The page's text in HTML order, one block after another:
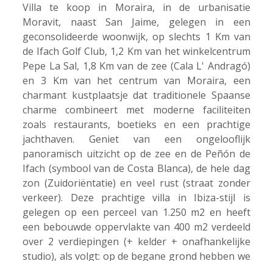
Villa te koop in Moraira, in de urbanisatie
Moravit, naast San Jaime, gelegen in een
geconsolideerde woonwijk, op slechts 1 Km van
de Ifach Golf Club, 1,2 Km van het winkelcentrum
Pepe La Sal, 1,8 Km van de zee (Cala L' Andragó)
en 3 Km van het centrum van Moraira, een
charmant kustplaatsje dat traditionele Spaanse
charme combineert met moderne faciliteiten
zoals restaurants, boetieks en een prachtige
jachthaven. Geniet van een ongelooflijk
panoramisch uitzicht op de zee en de Peñón de
Ifach (symbool van de Costa Blanca), de hele dag
zon (Zuidoriëntatie) en veel rust (straat zonder
verkeer). Deze prachtige villa in Ibiza-stijl is
gelegen op een perceel van 1.250 m2 en heeft
een bebouwde oppervlakte van 400 m2 verdeeld
over 2 verdiepingen (+ kelder + onafhankelijke
studio), als volgt: op de begane grond hebben we